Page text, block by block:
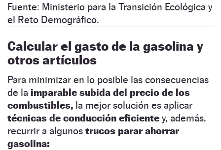
Fuente: Ministerio para la Transición Ecológica y
el Reto Demográfico.
Calcular el gasto de la gasolina y
otros artículos
Para minimizar en lo posible las consecuencias
de la imparable subida del precio de los
combustibles, la mejor solución es aplicar
técnicas de conducción eficiente y, además,
recurrir a algunos trucos parar ahorrar
gasolina: